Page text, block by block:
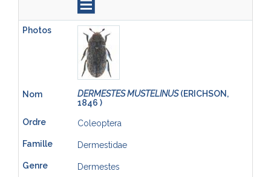
DERMESTES MUSTELINUS(ERICHSON,
1846 )
Coleoptera
Dermestidae
Dermestes